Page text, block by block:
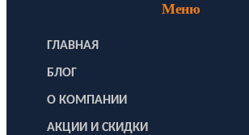
Меню
ГЛАВНАЯ
БЛОГ
О КОМПАНИИ
АКЦИИ И СКИДКИ